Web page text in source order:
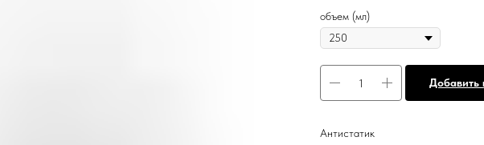
объем (мл)
Добавить
Антистатик